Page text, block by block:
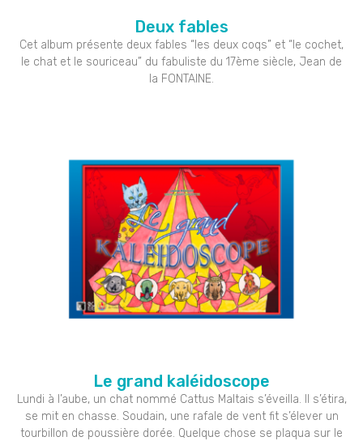
Deux fables
Cet album présente deux fables “les deux coqs” et “le cochet,
le chat et le souriceau” du fabuliste du 17ème siècle, Jean de
la FONTAINE.
Le grand kaléidoscope
Lundi à l’aube, un chat nommé Cattus Maltais s’éveilla. Il s’étira,
se mit en chasse. Soudain, une rafale de vent fit s’élever un
tourbillon de poussière dorée. Quelque chose se plaqua sur le